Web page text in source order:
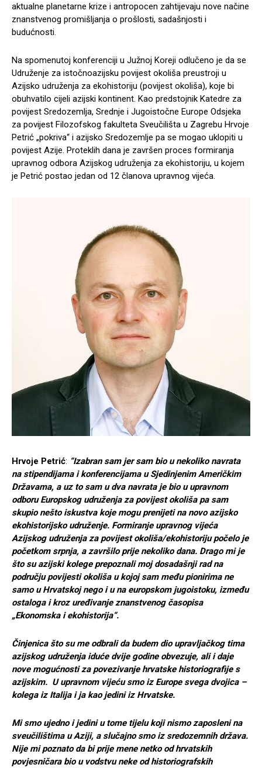
aktualne planetarne krize i antropocen zahtijevaju nove načine
znanstvenog promišljanja o prošlosti, sadašnjosti i
budućnosti.
Na spomenutoj konferenciji u Južnoj Koreji odlučeno je da se
Udruženje za istočnoazijsku povijest okoliša preustroji u
Azijsko udruženja za ekohistoriju (povijest okoliša), koje bi
obuhvatilo cijeli azijski kontinent. Kao predstojnik Katedre za
povijest Sredozemlja, Srednje i Jugoistočne Europe Odsjeka
za povijest Filozofskog fakulteta Sveučilišta u Zagrebu Hrvoje
Petrić „pokriva“ i azijsko Sredozemlje pa se mogao uklopiti u
povijest Azije. Proteklih dana je završen proces formiranja
upravnog odbora Azijskog udruženja za ekohistoriju, u kojem
je Petrić postao jedan od 12 članova upravnog vijeća.
Hrvoje Petrić: “Izabran sam jer sam bio u nekoliko navrata
na stipendijama i konferencijama u Sjedinjenim Američkim
Državama, a uz to sam u dva navrata je bio u upravnom
odboru Europskog udruženja za povijest okoliša pa sam
skupio nešto iskustva koje mogu prenijeti na novo azijsko
ekohistorijsko udruženje. Formiranje upravnog vijeća
Azijskog udruženja za povijest okoliša/ekohistoriju počelo je
početkom srpnja, a završilo prije nekoliko dana. Drago mi je
što su azijski kolege prepoznali moj dosadašnji rad na
području povijesti okoliša u kojoj sam među pionirima ne
samo u Hrvatskoj nego i u na europskom jugoistoku, između
ostaloga i kroz uređivanje znanstvenog časopisa
„Ekonomska i ekohistorija“.
Činjenica što su me odbrali da budem dio upravljačkog tima
azijskog udruženja iduće dvije godine obvezuje, ali i daje
nove mogućnosti za povezivanje hrvatske historiografije s
azijskim. U upravnom vijeću smo iz Europe svega dvojica –
kolega iz Italija i ja kao jedini iz Hrvatske.
Mi smo ujedno i jedini u tome tijelu koji nismo zaposleni na
sveučilištima u Aziji, a slučajno smo iz sredozemnih država.
Nije mi poznato da bi prije mene netko od hrvatskih
povjesničara bio u vodstvu neke od historiografskih